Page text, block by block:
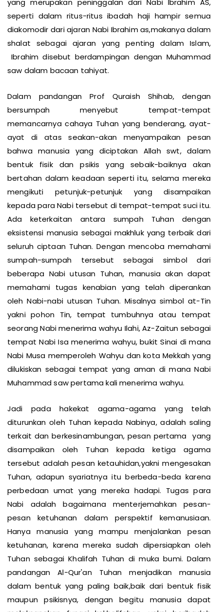
yang merupakan peninggalan dari Nabi Ibrahim AS,
seperti dalam ritus-ritus ibadah haji hampir semua
diakomodir dari ajaran Nabi Ibrahim as,makanya dalam
shalat sebagai ajaran yang penting dalam Islam,
Ibrahim disebut berdampingan dengan Muhammad
saw dalam bacaan tahiyat.
Dalam pandangan Prof Quraish Shihab, dengan
bersumpah menyebut tempat-tempat
memancarnya cahaya Tuhan yang benderang, ayat-
ayat di atas seakan-akan menyampaikan pesan
bahwa manusia yang diciptakan Allah swt, dalam
bentuk fisik dan psikis yang sebaik-baiknya akan
bertahan dalam keadaan seperti itu, selama mereka
mengikuti petunjuk-petunjuk yang disampaikan
kepada para Nabi tersebut di tempat-tempat suci itu.
Ada keterkaitan antara sumpah Tuhan dengan
eksistensi manusia sebagai makhluk yang terbaik dari
seluruh ciptaan Tuhan. Dengan mencoba memahami
sumpah-sumpah tersebut sebagai simbol dari
beberapa Nabi utusan Tuhan, manusia akan dapat
memahami tugas kenabian yang telah diperankan
oleh Nabi-nabi utusan Tuhan. Misalnya simbol at-Tin
yakni pohon Tin, tempat tumbuhnya atau tempat
seorang Nabi menerima wahyu Ilahi, Az-Zaitun sebagai
tempat Nabi Isa menerima wahyu, bukit Sinai di mana
Nabi Musa memperoleh Wahyu dan kota Mekkah yang
dilukiskan sebagai tempat yang aman di mana Nabi
Muhammad saw pertama kali menerima wahyu.
Jadi pada hakekat agama-agama yang telah
diturunkan oleh Tuhan kepada Nabinya, adalah saling
terkait dan berkesinambungan, pesan pertama yang
disampaikan oleh Tuhan kepada ketiga agama
tersebut adalah pesan ketauhidan,yakni mengesakan
Tuhan, adapun syariatnya itu berbeda-beda karena
perbedaan umat yang mereka hadapi. Tugas para
Nabi adalah bagaimana menterjemahkan pesan-
pesan ketuhanan dalam perspektif kemanusiaan.
Hanya manusia yang mampu menjalankan pesan
ketuhanan, karena mereka sudah dipersiapkan oleh
Tuhan sebagai Khalifah Tuhan di muka bumi. Dalam
pandangan Al-Qur'an Tuhan menjadikan manusia
dalam bentuk yang paling baik,baik dari bentuk fisik
maupun psikisnya, dengan begitu manusia dapat